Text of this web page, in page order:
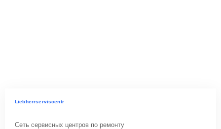
Liebherrserviscentr
Сеть сервисных центров по ремонту